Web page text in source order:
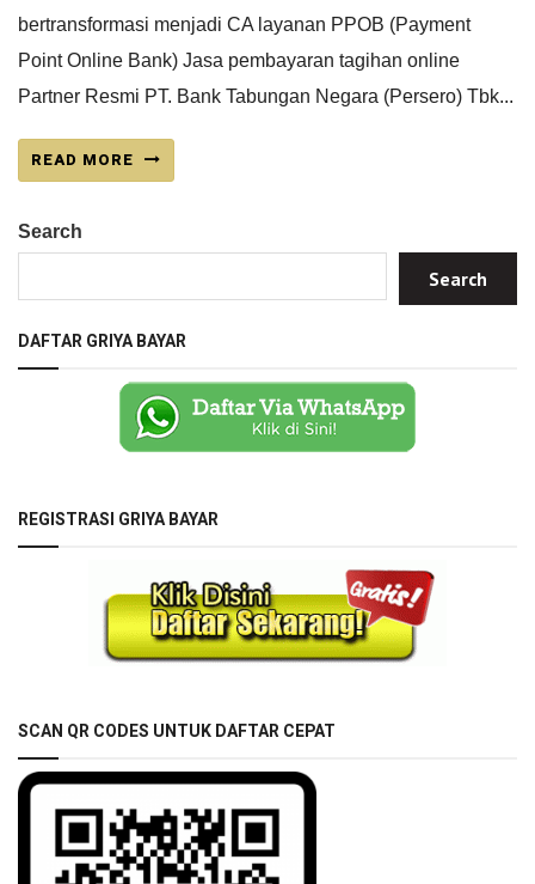
bertransformasi menjadi CA layanan PPOB (Payment
Point Online Bank) Jasa pembayaran tagihan online
Partner Resmi PT. Bank Tabungan Negara (Persero) Tbk...
READ MORE
Search
Search
DAFTAR GRIYA BAYAR
REGISTRASI GRIYA BAYAR
SCAN QR CODES UNTUK DAFTAR CEPAT